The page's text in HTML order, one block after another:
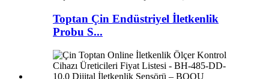
Toptan Çin Endüstriyel İletkenlik
Probu S...